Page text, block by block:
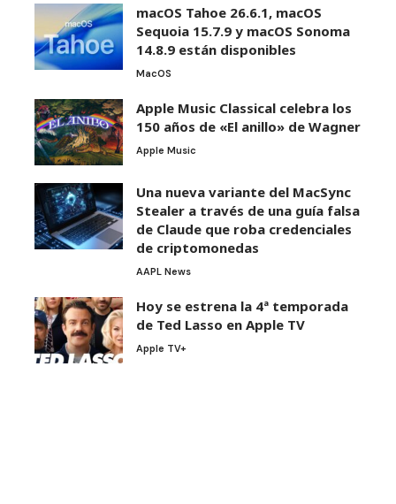
macOS Tahoe 26.6.1, macOS
Sequoia 15.7.9 y macOS Sonoma
14.8.9 están disponibles
MacOS
Apple Music Classical celebra los
150 años de «El anillo» de Wagner
Apple Music
Una nueva variante del MacSync
Stealer a través de una guía falsa
de Claude que roba credenciales
de criptomonedas
AAPL News
Hoy se estrena la 4ª temporada
de Ted Lasso en Apple TV
Apple TV+